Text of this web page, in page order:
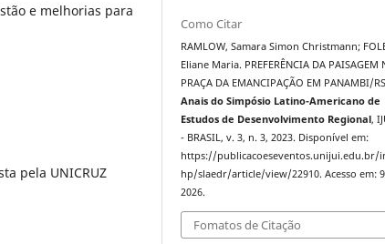
e melhorias para
pela UNICRUZ
Como Citar
RAMLOW, Samara Simon Christmann;
Eliane Maria. PREFERÊNCIA DA PAISAGEM
PRAÇA DA EMANCIPAÇÃO EM PANAMBI/
Anais do Simpósio Latino-Americano de
Estudos de Desenvolvimento Regional,
- BRASIL, v. 3, n. 3, 2023. Disponível em:
https://publicacoeseventos.unijui.edu.br/
hp/slaedr/article/view/22910. Acesso em:
2026.
Fomatos de Citação